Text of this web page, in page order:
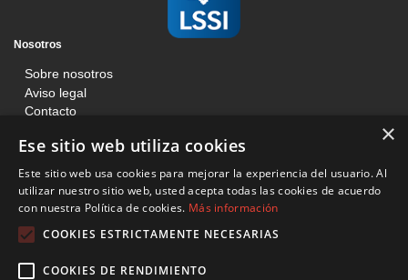
Nosotros
Sobre nosotros
Aviso legal
Contacto
Términos y condiciones
Condiciones de venta web
Política de cookies
×
Ese sitio web utiliza cookies
Este sitio web usa cookies para mejorar la experiencia del usuario. Al
utilizar nuestro sitio web, usted acepta todas las cookies de acuerdo
con nuestra Política de cookies. Más información
COOKIES ESTRICTAMENTE NECESARIAS
COOKIES DE RENDIMIENTO